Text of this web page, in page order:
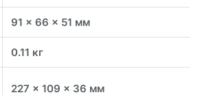
91 x 66 x 51 мм
0.11 кг
227 x 109 x 36 мм